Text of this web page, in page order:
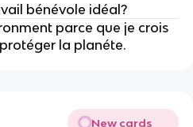
bénévole idéal?
parce que je crois
la planéte.
New cards